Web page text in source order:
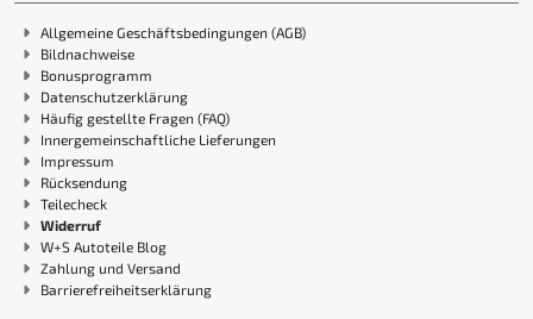
Allgemeine Geschäftsbedingungen (AGB)
Bildnachweise
Bonusprogramm
Datenschutzerklärung
Häufig gestellte Fragen (FAQ)
Innergemeinschaftliche Lieferungen
Impressum
Rücksendung
Teilecheck
Widerruf
W+S Autoteile Blog
Zahlung und Versand
Barrierefreiheitserklärung